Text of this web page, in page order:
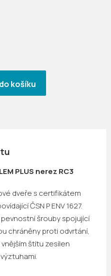
košíku
PLUS nerez RC3
dveře s certifikátem
ČSN P ENV 1627.
šrouby spojující
chráněny proti odvrtání,
štítu zesílen